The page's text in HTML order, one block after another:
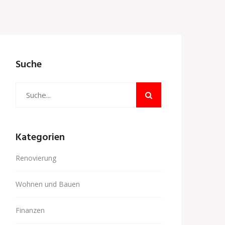
Suche
Kategorien
Renovierung
Wohnen und Bauen
Finanzen